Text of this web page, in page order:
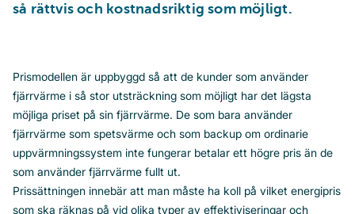
så rättvis och kostnadsriktig som möjligt.
Prismodellen är uppbyggd så att de kunder som använder
fjärrvärme i så stor utsträckning som möjligt har det lägsta
möjliga priset på sin fjärrvärme. De som bara använder
fjärrvärme som spetsvärme och som backup om ordinarie
uppvärmningssystem inte fungerar betalar ett högre pris än de
som använder fjärrvärme fullt ut.
Prissättningen innebär att man måste ha koll på vilket energipris
som ska räknas på vid olika typer av effektiviseringar och